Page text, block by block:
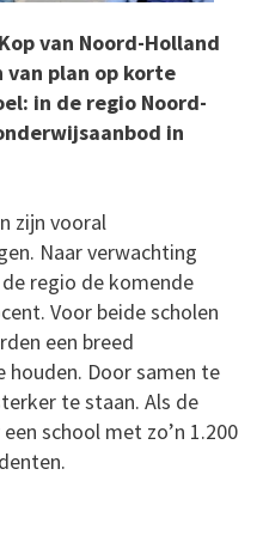
van Noord-Holland
van plan op korte
in de regio Noord-
in
zijn vooral
Naar verwachting
regio de komende
Voor beide scholen
een breed
Door samen te
te staan. Als de
school met zo’n 1.200